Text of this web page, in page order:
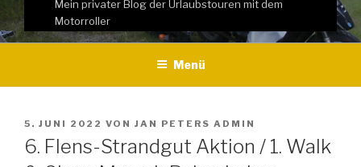
Mein privater Blog der Urlaubstouren mit dem
Motorroller
Menü
VERÖFFENTLICHT
AM
5. JUNI 2022 VON JAN PETERS ADMIN
6. Flens-Strandgut Aktion / 1. Walk